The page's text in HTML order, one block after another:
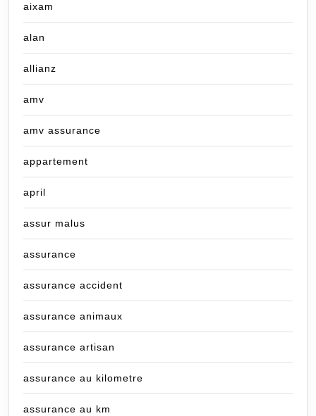
aixam
alan
allianz
amv
amv assurance
appartement
april
assur malus
assurance
assurance accident
assurance animaux
assurance artisan
assurance au kilometre
assurance au km